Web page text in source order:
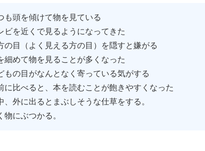
も頭を傾けて物を見ている
ビを近くで見るようになってきた
の目（よく見える方の目）を隠すと嫌がる
細めて物を見ることが多くなった
もの目がなんとなく寄っている気がする
に比べると、本を読むことが飽きやすくなった
、外に出るとまぶしそうな仕草をする。
物にぶつかる。